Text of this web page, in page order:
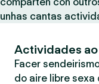
unhas cantas
Actividades
Facer
do aire libre sexa